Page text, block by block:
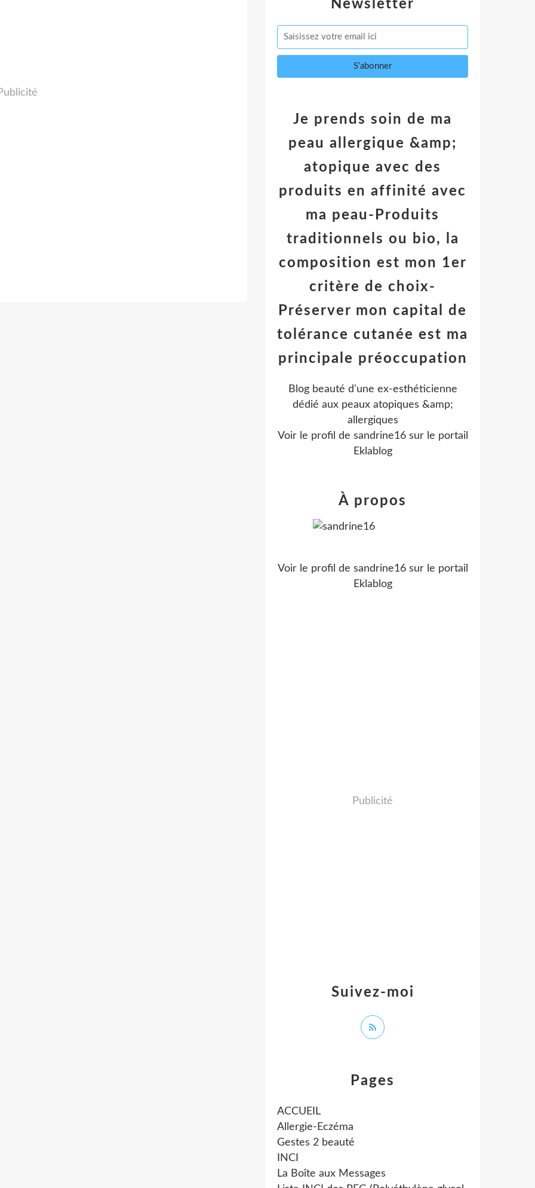
Newsletter
Pages
ACCUEIL
Allergie-Eczéma
Gestes 2 beauté
INCI
La Boîte aux Messages
Je prends soin de ma
peau allergique &amp;
atopique avec des
produits en affinité avec
ma peau-Produits
traditionnels ou bio, la
composition est mon 1er
critère de choix-
Préserver mon capital de
tolérance cutanée est ma
principale préoccupation
Blog beauté d'une ex-esthéticienne
dédié aux peaux atopiques &amp;
allergiques
Voir le profil de sandrine16sur le portail
Eklablog
Suivez-moi
À propos
Voir le profil de sandrine16sur le portail
Eklablog
Publicité